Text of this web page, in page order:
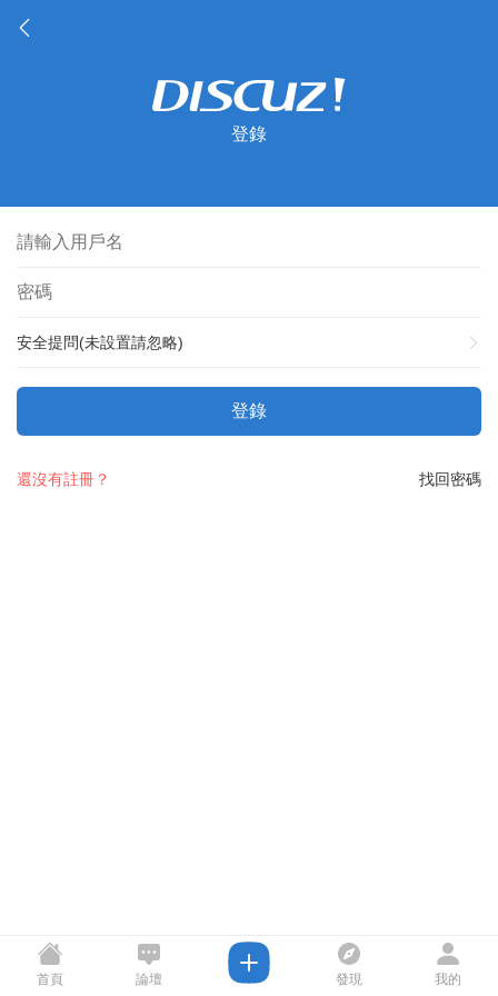
登錄
安全提問(未設置請忽略)
登錄
找回密碼
還沒有註冊？
首頁 論壇 發現 我的